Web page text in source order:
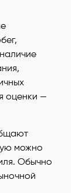
оценки —
можно
Обычно